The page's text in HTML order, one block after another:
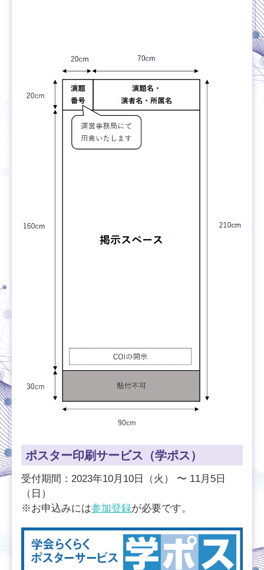
ポスター印刷サービス（学ポス）
受付期間：2023年10⽉10⽇（⽕） 〜 11⽉5⽇
（⽇）
※お申込みには参加登録が必要です。